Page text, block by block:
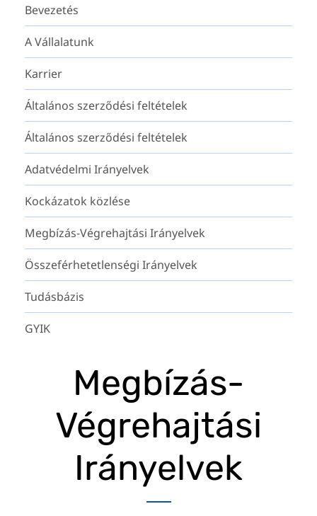
Bevezetés
A Vállalatunk
Karrier
Általános szerződési feltételek
Általános szerződési feltételek
Adatvédelmi Irányelvek
Kockázatok közlése
Megbízás-Végrehajtási Irányelvek
Összeférhetetlenségi Irányelvek
Tudásbázis
GYIK
Megbízás-
Végrehajtási
Irányelvek